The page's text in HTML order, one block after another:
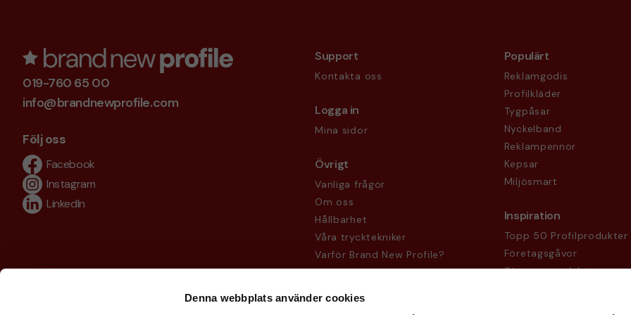
Denna webbplats använder cookies
019-760 65 00
info@brandnewprofile.com
Följ oss
Facebook
Instagram
LinkedIn
Support
Kontakta oss
Logga in
Mina sidor
Övrigt
Vanliga frågor
Om oss
Hållbarhet
Våra trycktekniker
Varför Brand New Profile?
Köpvillkor
Populärt
Reklamgodis
Profilkläder
Tygpåsar
Nyckelband
Reklampennor
Kepsar
Miljösmart
Inspiration
Topp 50 Profilprodukter
Företagsgåvor
Säsongsprodukter